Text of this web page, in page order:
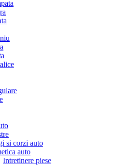
si corzi auto
auto
Intretinere piese